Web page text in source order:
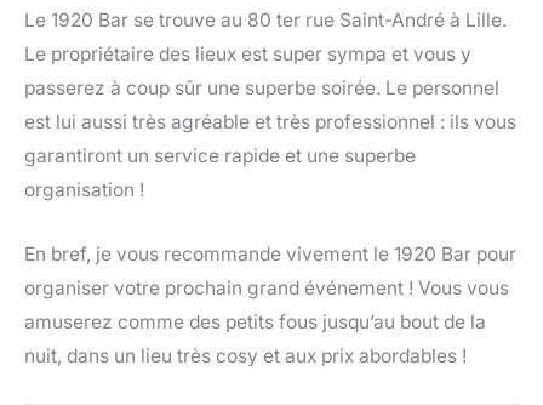
Le 1920 Bar se trouve au 80 ter rue Saint-André à Lille.
Le propriétaire des lieux est super sympa et vous y
passerez à coup sûr une superbe soirée. Le personnel
est lui aussi très agréable et très professionnel : ils vous
garantiront un service rapide et une superbe
organisation !
En bref, je vous recommande vivement le 1920 Bar pour
organiser votre prochain grand événement ! Vous vous
amuserez comme des petits fous jusqu’au bout de la
nuit, dans un lieu très cosy et aux prix abordables !